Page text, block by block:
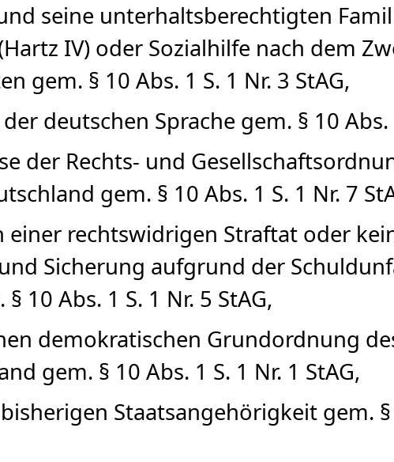
seine unterhaltsberechtigten
IV) oder Sozialhilfe nach dem
gem. § 10 Abs. 1 S. 1 Nr. 3 StAG,
deutschen Sprache gem. § 10 Abs.
der Rechts- und
gem. § 10 Abs. 1 S. 1 Nr. 7
einer rechtswidrigen Straftat oder
Sicherung aufgrund der
10 Abs. 1 S. 1 Nr. 5 StAG,
demokratischen Grundordnung
gem. § 10 Abs. 1 S. 1 Nr. 1 StAG,
Staatsangehörigkeit gem. §